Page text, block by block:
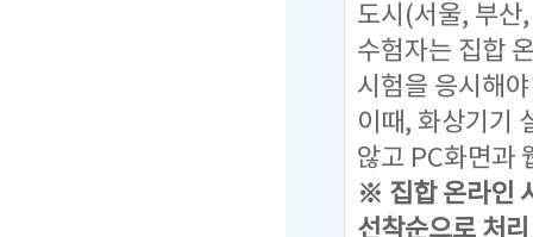
도시(서울, 부산
수험자는 집합
시험을 응시해
이때, 화상기기
않고 PC화면과
※ 집합 온라인
선착순으로 처